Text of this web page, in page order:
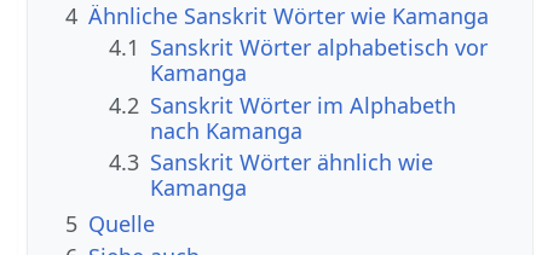
4 Ähnliche Sanskrit Wörter wie Kamanga
4.1 Sanskrit Wörter alphabetisch vor
Kamanga
4.2 Sanskrit Wörter im Alphabeth
nach Kamanga
4.3 Sanskrit Wörter ähnlich wie
Kamanga
5 Quelle